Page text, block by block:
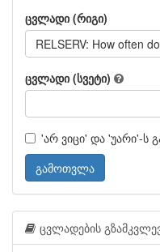
ცვლადი (რიგი)
RELSERV: How often
ცვლადი (სვეტი)
'არ ვიცი' და 'უარი'-ს
გამოთვლა
ცვლადების